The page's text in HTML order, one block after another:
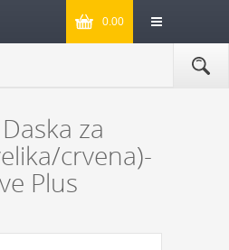
0.00
Daska za
crvena)-
Plus